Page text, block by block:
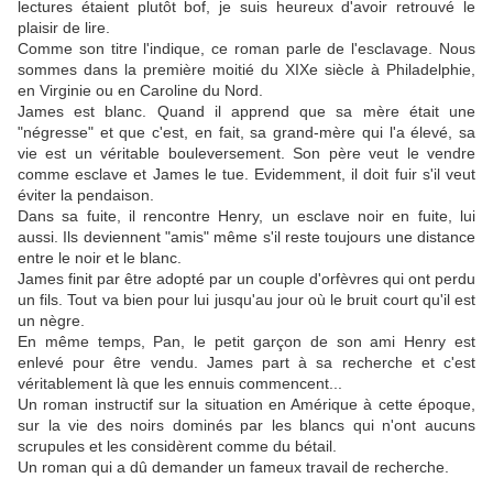
lectures étaient plutôt bof, je suis heureux d'avoir retrouvé le
plaisir de lire.
Comme son titre l'indique, ce roman parle de l'esclavage. Nous
sommes dans la première moitié du XIXe siècle à Philadelphie,
en Virginie ou en Caroline du Nord.
James est blanc. Quand il apprend que sa mère était une
"négresse" et que c'est, en fait, sa grand-mère qui l'a élevé, sa
vie est un véritable bouleversement. Son père veut le vendre
comme esclave et James le tue. Evidemment, il doit fuir s'il veut
éviter la pendaison.
Dans sa fuite, il rencontre Henry, un esclave noir en fuite, lui
aussi. Ils deviennent "amis" même s'il reste toujours une distance
entre le noir et le blanc.
James finit par être adopté par un couple d'orfèvres qui ont perdu
un fils. Tout va bien pour lui jusqu'au jour où le bruit court qu'il est
un nègre.
En même temps, Pan, le petit garçon de son ami Henry est
enlevé pour être vendu. James part à sa recherche et c'est
véritablement là que les ennuis commencent...
Un roman instructif sur la situation en Amérique à cette époque,
sur la vie des noirs dominés par les blancs qui n'ont aucuns
scrupules et les considèrent comme du bétail.
Un roman qui a dû demander un fameux travail de recherche.